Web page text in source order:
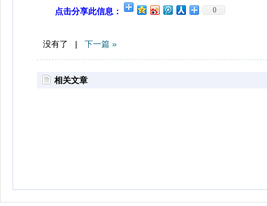
点击分享此信息：
0
没有了 | 下一篇 »
相关文章